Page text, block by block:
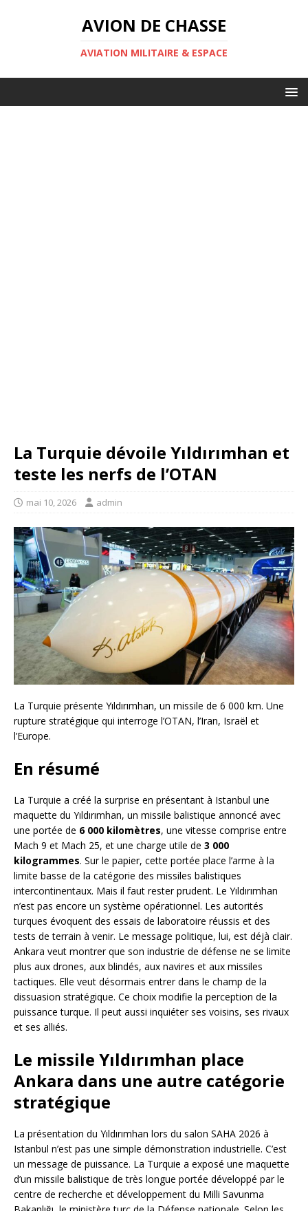
AVION DE CHASSE
AVIATION MILITAIRE & ESPACE
La Turquie dévoile Yıldırımhan et
teste les nerfs de l’OTAN
mai 10, 2026 admin
La Turquie présente Yıldırımhan, un missile de 6 000 km. Une
rupture stratégique qui interroge l’OTAN, l’Iran, Israël et
l’Europe.
En résumé
La Turquie a créé la surprise en présentant à Istanbul une
maquette du Yıldırımhan, un missile balistique annoncé avec
une portée de 6 000 kilomètres, une vitesse comprise entre
Mach 9 et Mach 25, et une charge utile de 3 000
kilogrammes. Sur le papier, cette portée place l’arme à la
limite basse de la catégorie des missiles balistiques
intercontinentaux. Mais il faut rester prudent. Le Yıldırımhan
n’est pas encore un système opérationnel. Les autorités
turques évoquent des essais de laboratoire réussis et des
tests de terrain à venir. Le message politique, lui, est déjà clair.
Ankara veut montrer que son industrie de défense ne se limite
plus aux drones, aux blindés, aux navires et aux missiles
tactiques. Elle veut désormais entrer dans le champ de la
dissuasion stratégique. Ce choix modifie la perception de la
puissance turque. Il peut aussi inquiéter ses voisins, ses rivaux
et ses alliés.
Le missile Yıldırımhan place
Ankara dans une autre catégorie
stratégique
La présentation du Yıldırımhan lors du salon SAHA 2026 à
Istanbul n’est pas une simple démonstration industrielle. C’est
un message de puissance. La Turquie a exposé une maquette
d’un missile balistique de très longue portée développé par le
centre de recherche et développement du Milli Savunma